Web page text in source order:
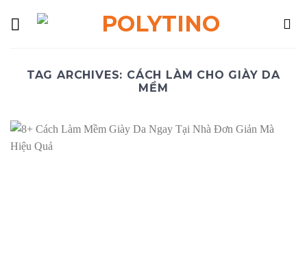
TAG ARCHIVES: CÁCH LÀM CHO GIÀY DA
MỀM​